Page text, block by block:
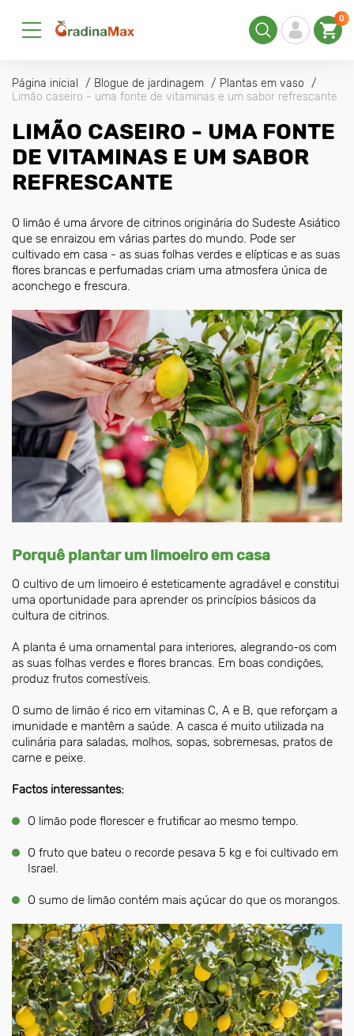
0
Página inicial Blogue de jardinagem
Plantas em vaso
Limão caseiro - uma fonte de vitaminas e um sabor refrescante
LIMÃO CASEIRO - UMA FONTE
DE VITAMINAS E UM SABOR
REFRESCANTE
O limão é uma árvore de citrinos originária do Sudeste Asiático
que se enraizou em várias partes do mundo. Pode ser
cultivado em casa - as suas folhas verdes e elípticas e as suas
flores brancas e perfumadas criam uma atmosfera única de
aconchego e frescura.
Porquê plantar um limoeiro em casa
O cultivo de um limoeiro é esteticamente agradável e constitui
uma oportunidade para aprender os princípios básicos da
cultura de citrinos.
A planta é uma ornamental para interiores, alegrando-os com
as suas folhas verdes e flores brancas. Em boas condições,
produz frutos comestíveis.
O sumo de limão é rico em vitaminas C, A e B, que reforçam a
imunidade e mantêm a saúde. A casca é muito utilizada na
culinária para saladas, molhos, sopas, sobremesas, pratos de
carne e peixe.
Factos interessantes:
O limão pode florescer e frutificar ao mesmo tempo.
O fruto que bateu o recorde pesava 5 kg e foi cultivado em
Israel.
O sumo de limão contém mais açúcar do que os morangos.